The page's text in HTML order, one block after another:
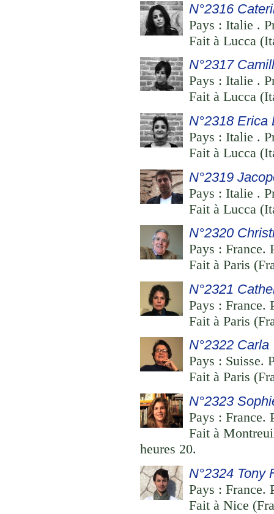
N°2316
Pays : Italie .
Fait à Lucca
N°2317
Pays : Italie .
Fait à Lucca
N°2318 Erica
Pays : Italie .
Fait à Lucca
N°2319
Pays : Italie .
Fait à Lucca
N°2320
Pays : France.
Fait à Paris
N°2321
Pays : France.
Fait à Paris
N°2322 Carla
Pays : Suisse.
Fait à Paris
N°2323
Pays : France.
Fait à
heures 20.
N°2324 Tony
Pays : France.
Fait à Nice